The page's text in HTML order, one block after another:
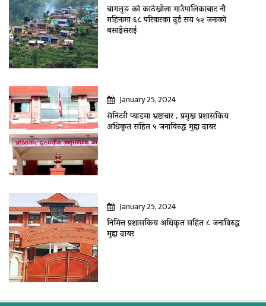
बागलुङ काे काठेखोला गाउँपालिकाबाट नौ
महिनामा ६८ परिवारका दुई सय ५२ जनाकाे
बसाइँसराई
January 25, 2024
सेनिटरी प्याडमा भ्रष्टाचार , प्रमुख प्रशासकिय
अधिकृत सहित ५ जनाविरुद्ध मुद्दा दायर
January 25, 2024
निमित्त प्रशासकिय अधिकृत सहित ८ जनाविरुद्ध
मुद्दा दायर